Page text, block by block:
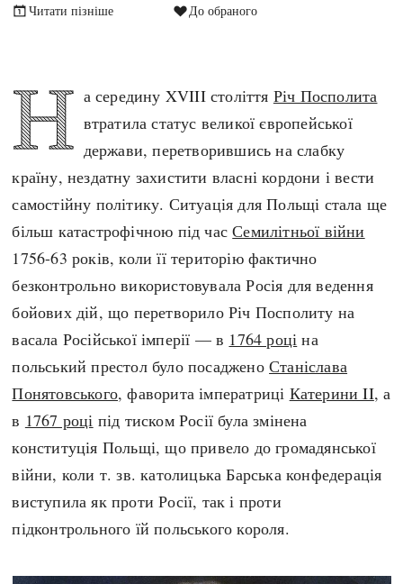
Культура і мистецтво
Особистості
Подорожі і відкриття
Політика
Релігія
Розваги і дозвілля
Спорт
Чудеса світу
ЗНО
Регіони
Австралія
Азія
Америка
А(нта)рктика
Африка
Європа
Античні часи
Темні віки
Високе Середньовіччя
Пізнє Середньовіччя
Нова історія
Новітня історія
Наш час
Нові статті
Популярні статті
Всі статті
Визначальні події
#Хештеги
Автори
done
Читати пізніше
До обраного
Н а середину XVIII століття Річ Посполита
втратила статус великої європейської
держави, перетворившись на слабку
країну, нездатну захистити власні кордони і вести
самостійну політику. Ситуація для Польщі стала ще
більш катастрофічною під часСемилітньої війни
1756-63 років, коли її територію фактично
безконтрольно використовувала Росія для ведення
бойових дій, що перетворило Річ Посполиту на
васала Російської імперії — в 1764 році на
польський престол було посадженоСтаніслава
Понятовського, фаворита імператриці Катерини II, а
в 1767 році під тиском Росії була змінена
конституція Польщі, що привело до громадянської
війни, коли т. зв. католицька Барська конфедерація
виступила як проти Росії, так і проти
підконтрольного їй польського короля.